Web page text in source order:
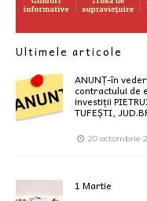
Ultimele articole
ANUNȚ-în
contractului de
investiții
TUFEȘTI,
20 octombrie
1 Martie